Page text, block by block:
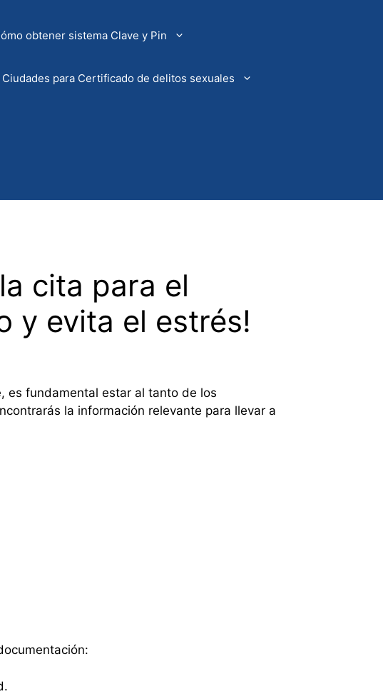
obtener sistema Clave y Pin
Ciudades para Certificado de delitos sexuales
cita para el
y evita el estrés!
es fundamental estar al tanto de los
la información relevante para llevar a